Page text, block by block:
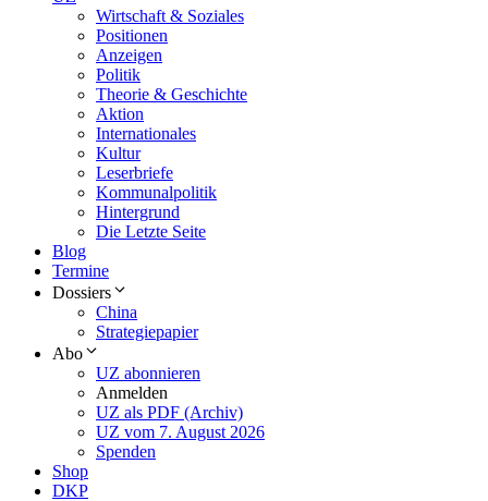
Wirtschaft & Soziales
Positionen
Anzeigen
Politik
Theorie & Geschichte
Aktion
Internationales
Kultur
Leserbriefe
Kommunalpolitik
Hintergrund
Die Letzte Seite
Blog
Termine
Dossiers
China
Strategiepapier
Abo
UZ abonnieren
Anmelden
UZ als PDF (Archiv)
UZ vom 7. August 2026
Spenden
Shop
DKP